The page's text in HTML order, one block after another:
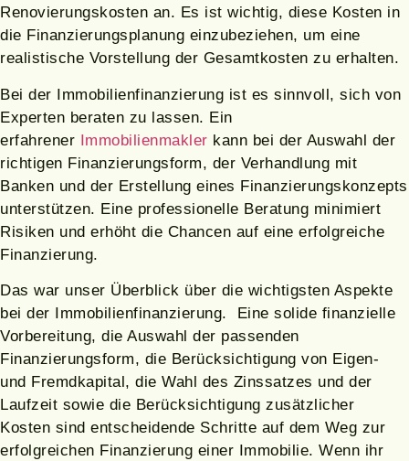
Renovierungskosten an. Es ist wichtig, diese Kosten in
die Finanzierungsplanung einzubeziehen, um eine
realistische Vorstellung der Gesamtkosten zu erhalten.
Bei der Immobilienfinanzierung ist es sinnvoll, sich von
Experten beraten zu lassen. Ein
erfahrener Immobilienmakler kann bei der Auswahl der
richtigen Finanzierungsform, der Verhandlung mit
Banken und der Erstellung eines Finanzierungskonzepts
unterstützen. Eine professionelle Beratung minimiert
Risiken und erhöht die Chancen auf eine erfolgreiche
Finanzierung.
Das war unser Überblick über die wichtigsten Aspekte
bei der Immobilienfinanzierung. Eine solide finanzielle
Vorbereitung, die Auswahl der passenden
Finanzierungsform, die Berücksichtigung von Eigen-
und Fremdkapital, die Wahl des Zinssatzes und der
Laufzeit sowie die Berücksichtigung zusätzlicher
Kosten sind entscheidende Schritte auf dem Weg zur
erfolgreichen Finanzierung einer Immobilie. Wenn ihr